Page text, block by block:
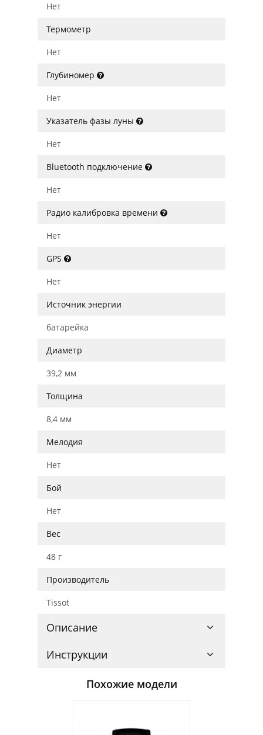
Нет
Термометр
Нет
Глубиномер
Нет
Указатель фазы луны
Нет
Bluetooth подключение
Нет
Радио калибровка времени
Нет
GPS
Нет
Источник энергии
батарейка
Диаметр
39,2 мм
Толщина
8,4 мм
Мелодия
Нет
Бой
Нет
Вес
48 г
Производитель
Tissot
Описание
Инструкции
Похожие модели